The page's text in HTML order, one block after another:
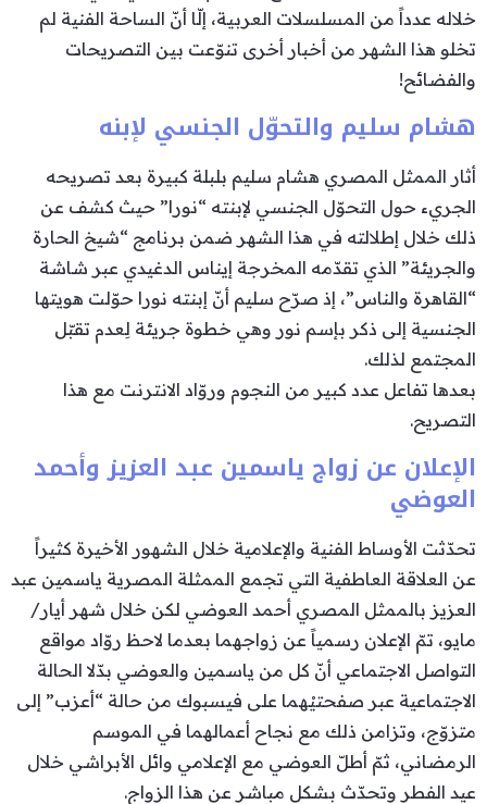
خلاله عدداً من المسلسلات العربية، إلّا أنّ الساحة الفنية لم
تخلو هذا الشهر من أخبار أخرى تنوّعت بين التصريحات
والفضائح!
هشام سليم والتحوّل الجنسي لإبنه
أثار الممثل المصري هشام سليم بلبلة كبيرة بعد تصريحه
الجريء حول التحوّل الجنسي لإبنته “نورا” حيث كشف عن
ذلك خلال إطلالته في هذا الشهر ضمن برنامج “شيخ الحارة
والجريئة” الذي تقدّمه المخرجة إيناس الدغيدي عبر شاشة
“القاهرة والناس”، إذ صرّح سليم أنّ إبنته نورا حوّلت هويتها
الجنسية إلى ذكر بإسم نور وهي خطوة جريئة لِعدم تقبّل
المجتمع لذلك.
بعدها تفاعل عدد كبير من النجوم وروّاد الانترنت مع هذا
التصريح.
الإعلان عن زواج ياسمين عبد العزيز وأحمد
العوضي
تحدّثت الأوساط الفنية والإعلامية خلال الشهور الأخيرة كثيراً
عن العلاقة العاطفية التي تجمع الممثلة المصرية ياسمين عبد
العزيز بالممثل المصري أحمد العوضي لكن خلال شهر أيار/
مايو، تمّ الإعلان رسمياً عن زواجهما بعدما لاحظ روّاد مواقع
التواصل الاجتماعي أنّ كل من ياسمين والعوضي بدّلا الحالة
الاجتماعية عبر صفحتيْهما على فيسبوك من حالة “أعزب” إلى
متزوّج، وتزامن ذلك مع نجاح أعمالهما في الموسم
الرمضاني، ثمّ أطلّ العوضي مع الإعلامي وائل الأبراشي خلال
عيد الفطر وتحدّث بشكل مباشر عن هذا الزواج.